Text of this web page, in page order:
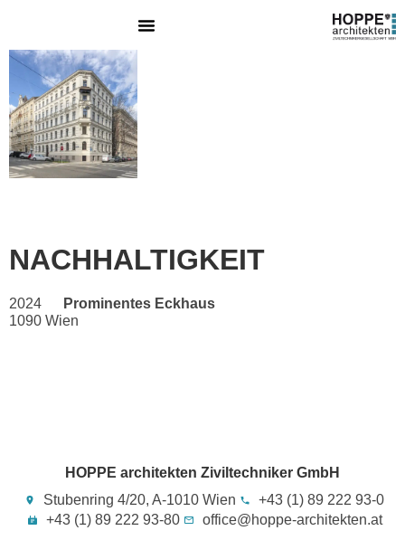
NACHHALTIGKEIT
2024
Prominentes Eckhaus
1090 Wien
HOPPE architekten Ziviltechniker GmbH
Stubenring 4/20, A-1010 Wien
+43 (1) 89 222 93-0
+43 (1) 89 222 93-80
office@hoppe-architekten.at